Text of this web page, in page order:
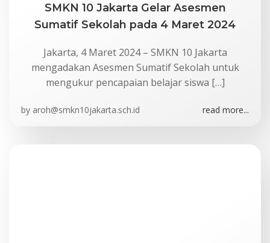
SMKN 10 Jakarta Gelar Asesmen
Sumatif Sekolah pada 4 Maret 2024
Jakarta, 4 Maret 2024 – SMKN 10 Jakarta
mengadakan Asesmen Sumatif Sekolah untuk
mengukur pencapaian belajar siswa […]
by aroh@smkn10jakarta.sch.id read more...